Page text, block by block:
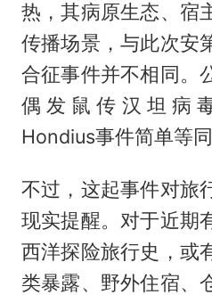
热，其病原生态、宿
传播场景，与此次安
合征事件并不相同。
偶发鼠传汉坦病
Hondius事件简单等同
不过，这起事件对旅
现实提醒。对于近期
西洋探险旅行史，或
类暴露、野外住宿、